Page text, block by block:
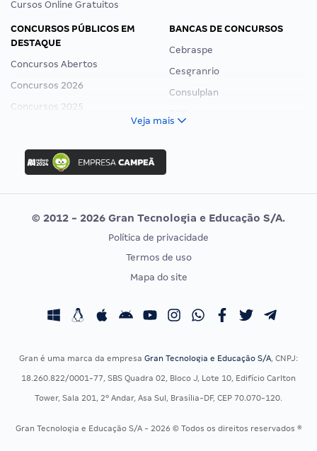
Cursos Online Gratuitos
CONCURSOS PÚBLICOS EM
DESTAQUE
Concursos Abertos
Concursos 2026
Concursos 2025
Concurso Ibama
Concurso MPU
Editais publicados
BANCAS DE CONCURSOS
Cebraspe
Cesgranrio
Consulplan
Vunesp
CONCURSOS POR PROFISSÃO
Concursos Fiscais
Concursos Saúde
Residência Multiprofissional
EXAME DE ORDEM
Calendário OAB
Veja mais
© 2012 - 2026 Gran Tecnologia e Educação S/A.
Política de privacidade
Termos de uso
Mapa do site
Gran é uma marca da empresa Gran Tecnologia e Educação S/A, CNPJ:
18.260.822/0001-77, SBS Quadra 02, Bloco J, Lote 10, Edifício Carlton
Tower, Sala 201, 2º Andar, Asa Sul, Brasília-DF, CEP 70.070-120.
Gran Tecnologia e Educação S/A - 2026 © Todos os direitos reservados ®